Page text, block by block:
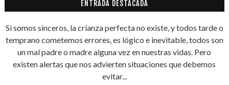
ENTRADA DESTACADA
Si somos sinceros, la crianza perfecta no existe, y todos tarde o
temprano cometemos errores, es lógico e inevitable, todos son
un mal padre o madre alguna vez en nuestras vidas. Pero
existen alertas que nos advierten situaciones que debemos
evitar...